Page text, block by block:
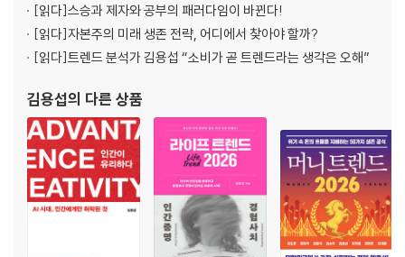
왜 2030 여성들이 테니스를 배울까?｜골프는 가고 테니스가 왔다?｜테
니스는 패션과 시계, 스타일의 새로운 중심이 된다
4. 워케이션과 디지털 노마드 비자
워케이션은 보편적 제도로 자리 잡을까?｜왜 기업들은 워케이션에 지원
하는가?｜워케이션, 대기업은 가능하지만 중소기업은 쉽지 않다｜워케
이션은 지방 자치 단체에게 중요한 기회다｜발리는 왜 디지털 노마드 비
자를 발급할까?
5. 주 4일 근무는 이미 시작된 미래!
[읽다]스승과 제자와 공부의 패러다임이 바뀐다!
[읽다]자본주의 미래 생존 전략, 어디에서 찾아야 할까?
[읽다]트렌드 분석가 김용섭 “소비가 곧 트렌드라는 생각은 오해”
김용섭의 다른 상품